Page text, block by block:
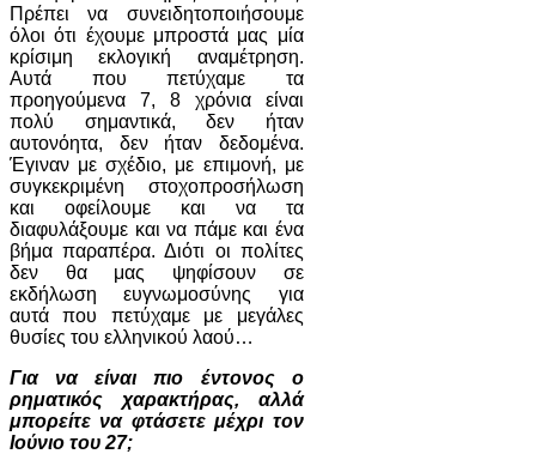
Πρέπει να συνειδητοποιήσουμε
όλοι ότι έχουμε μπροστά μας μία
κρίσιμη εκλογική αναμέτρηση.
Αυτά που πετύχαμε τα
προηγούμενα 7, 8 χρόνια είναι
πολύ σημαντικά, δεν ήταν
αυτονόητα, δεν ήταν δεδομένα.
Έγιναν με σχέδιο, με επιμονή, με
συγκεκριμένη στοχοπροσήλωση
και οφείλουμε και να τα
διαφυλάξουμε και να πάμε και ένα
βήμα παραπέρα. Διότι οι πολίτες
δεν θα μας ψηφίσουν σε
εκδήλωση ευγνωμοσύνης για
αυτά που πετύχαμε με μεγάλες
θυσίες του ελληνικού λαού…
Για να είναι πιο έντονος ο
ρηματικός χαρακτήρας, αλλά
μπορείτε να φτάσετε μέχρι τον
Ιούνιο του 27;